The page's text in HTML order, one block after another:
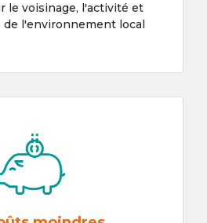
le voisinage, l'activité et
de l'environnement local